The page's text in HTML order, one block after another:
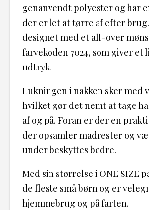
genanvendt polyester og har
der er let at tørre af efter
designet med et all-over
farvekoden 7024, som giver et
udtryk.
Lukningen i nakken sker med
hvilket gør det nemt at tage
af og på. Foran er der en
der opsamler madrester og
under beskyttes bedre.
Med sin størrelse i ONE SIZE
de fleste små børn og er
hjemmebrug og på farten.